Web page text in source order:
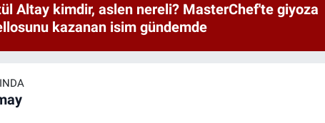
Altay kimdir, aslen nereli? MasterChef'te giyoza
kazanan isim gündemde